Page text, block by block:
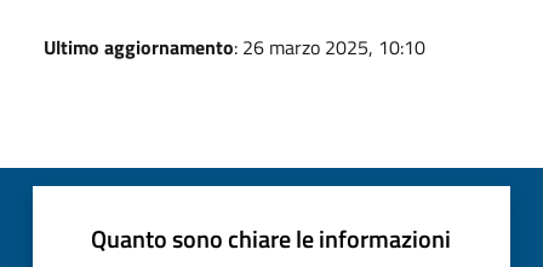
Ultimo aggiornamento: 26 marzo 2025, 10:10
Quanto sono chiare le informazioni